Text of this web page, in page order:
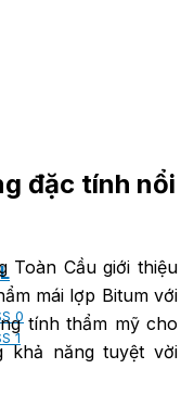
0
1
đặc tính nổi
Toàn Cầu giới thiệu
mái lợp Bitum với
tính thẩm mỹ cho
khả năng tuyệt vời